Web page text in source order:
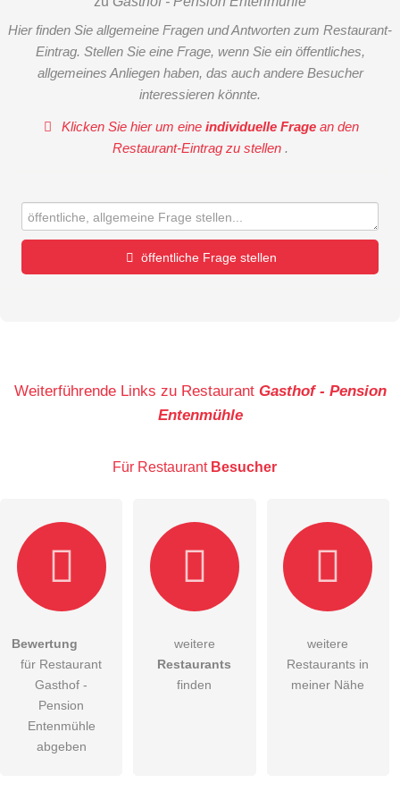
Hier finden Sie allgemeine Fragen und Antworten zum Restaurant-
Eintrag. Stellen Sie eine Frage, wenn Sie ein öffentliches,
allgemeines Anliegen haben, das auch andere Besucher
interessieren könnte.
Klicken Sie hier um eineindividuelle Frage an den
Restaurant-Eintrag zu stellen .
öffentliche Frage stellen
Die Datenschutzerklärunghabe ich zur Kenntnis genommen.
öffentliche Frage stellen
Hinweis:Bitte beachten Sie, öffentliche Fragen sind
Weiterführende Links zu Restaurant Gasthof - Pension
Entenmühle
Für Restaurant Besucher
Bewertung
für Restaurant
Gasthof -
Pension
Entenmühle
abgeben
weitere
Restaurants
finden
weitere
Restaurants in
meiner Nähe